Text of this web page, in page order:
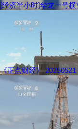
[经济半小时]华龙一号
《正点财经》 20250521